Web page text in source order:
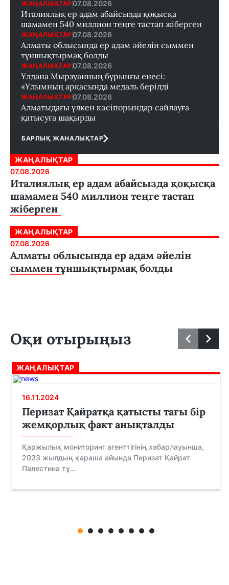
ЖАҢАЛЫҚТАР 07.08.2026
Италиялық ер адам абайсызда қоқысқа
шамамен 540 миллион теңге тастап жіберген
ЖАҢАЛЫҚТАР 07.08.2026
Алматы облысында ер адам әйелін сыммен
тұншықтырмақ болды
ЖАҢАЛЫҚТАР 07.08.2026
Ұлдана Мырзуанның бұрынғы енесі:
«Ұлымның арқасында медаль берілді
ЖАҢАЛЫҚТАР 07.08.2026
Алматыдағы үлкен кәсіпорындар сайлауға
қатысуға шақырды
БАРЛЫҚ ЖАНАЛЫҚТАР
ЖАҢАЛЫҚТАР
07.08.2026
Италиялық ер адам абайсызда қоқысқа
шамамен 540 миллион теңге тастап
жіберген
ЖАҢАЛЫҚТАР
07.08.2026
Алматы облысында ер адам әйелін
сыммен тұншықтырмақ болды
Оқи отырыңыз
ЖАҢАЛЫҚТАР
16.11.2024
Перизат Қайратқа қатысты тағы бір
жемқорлық факт анықталды
Қаржылық мониторинг агенттігінің хабарлауынша,
2023 жылдың қараша айында Перизат Қайрат
Палестина тұ...